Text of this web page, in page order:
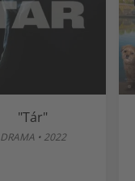
"Tár"
DRAMA • 2022